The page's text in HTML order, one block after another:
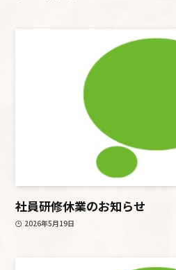
社員研修休業のお知らせ
2026年5月19日